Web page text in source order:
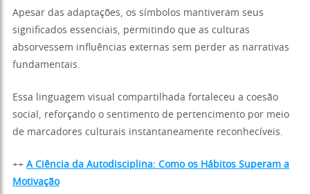
Apesar das adaptações, os símbolos mantiveram seus
significados essenciais, permitindo que as culturas
absorvessem influências externas sem perder as narrativas
fundamentais.
Essa linguagem visual compartilhada fortaleceu a coesão
social, reforçando o sentimento de pertencimento por meio
de marcadores culturais instantaneamente reconhecíveis.
++ A Ciência da Autodisciplina: Como os Hábitos Superam a
Motivação